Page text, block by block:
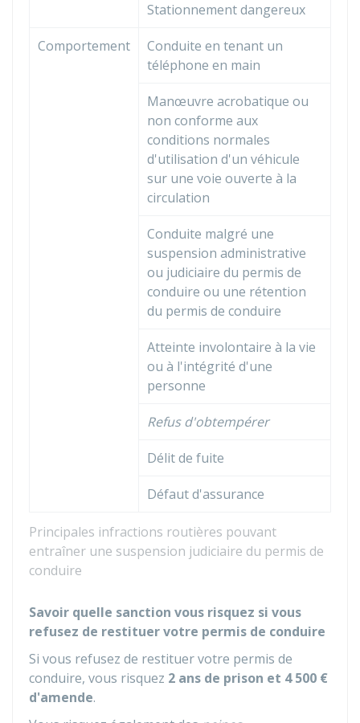
Principales infractions routières pouvant
entraîner une suspension judiciaire du permis de
conduire
Stationnement dangereux
Comportement
Conduite en tenant un
téléphone en main
Manœuvre acrobatique ou
non conforme aux
conditions normales
d'utilisation d'un véhicule
sur une voie ouverte à la
circulation
Conduite malgré une
suspension administrative
ou judiciaire du permis de
conduire ou une rétention
du permis de conduire
Atteinte involontaire à la vie
ou à l'intégrité d'une
personne
Refus d'obtempérer
Délit de fuite
Défaut d'assurance
Savoir quelle sanction vous risquez si vous
refusez de restituer votre permis de conduire
Si vous refusez de restituer votre permis de
conduire, vous risquez 2 ans de prison et 4 500 €
d'amende.